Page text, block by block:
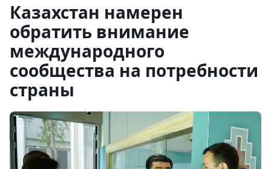
Казахстан намерен
обратить внимание
международного
сообщества на потребности
страны